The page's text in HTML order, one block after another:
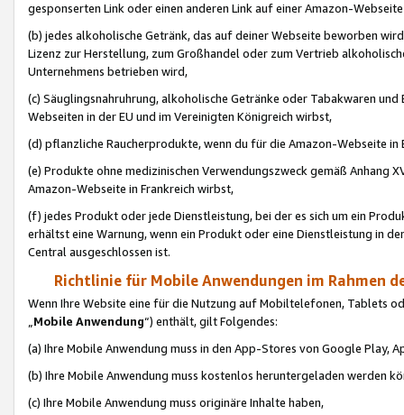
gesponserten Link oder einen anderen Link auf einer Amazon-
(b) jedes alkoholische Getränk, das auf deiner Webseite beworben
Lizenz zur Herstellung, zum Großhandel oder zum Vertrieb
Unternehmens betrieben wird,
(c) Säuglingsnahruhrung, alkoholische Getränke oder Tabakwaren
Webseiten in der EU und im Vereinigten Königreich wirbst,
(d) pflanzliche Raucherprodukte, wenn du für die Amazon-Webseite in
(e) Produkte ohne medizinischen Verwendungszweck gemäß Anhang
Amazon-Webseite in Frankreich wirbst,
(f) jedes Produkt oder jede Dienstleistung, bei der es sich um ein
erhältst eine Warnung, wenn ein Produkt oder eine Dienstleistung in
Central ausgeschlossen ist.
Richtlinie für Mobile Anwendungen im Rahmen
Wenn Ihre Website eine für die Nutzung auf Mobiltelefonen, Tablets
„Mobile Anwendung“) enthält, gilt Folgendes:
(a) Ihre Mobile Anwendung muss in den App-Stores von Google Play,
(b) Ihre Mobile Anwendung muss kostenlos heruntergeladen werden
(c) Ihre Mobile Anwendung muss originäre Inhalte haben,